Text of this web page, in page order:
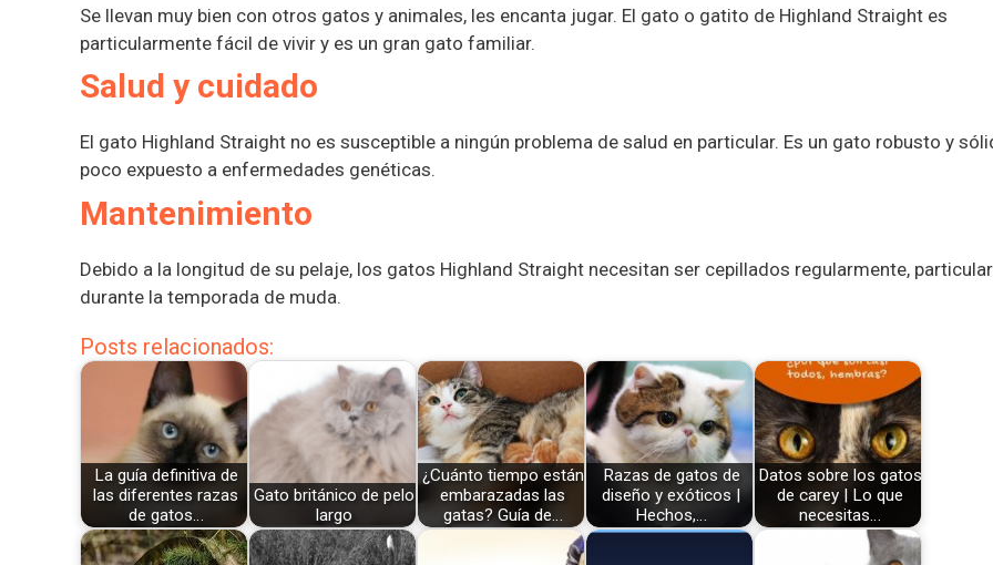
Se llevan muy bien con otros gatos y animales, les encanta jugar. El gato o gatito de Highland Straight es
particularmente fácil de vivir y es un gran gato familiar.
Salud y cuidado
El gato Highland Straight no es susceptible a ningún problema de salud en particular. Es un gato robusto y
poco expuesto a enfermedades genéticas.
Mantenimiento
Debido a la longitud de su pelaje, los gatos Highland Straight necesitan ser cepillados regularmente,
durante la temporada de muda.
Posts relacionados:
La guía definitiva de
las diferentes razas
de gatos…
Gato británico de pelo
largo
¿Cuánto tiempo están
embarazadas las
gatas? Guía de…
Razas de gatos de
diseño y exóticos |
Hechos,…
Datos sobre los gatos
de carey | Lo que
necesitas…